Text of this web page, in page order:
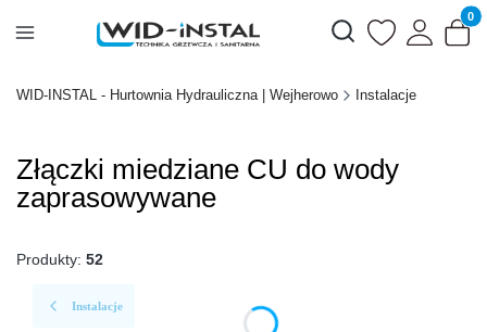
Otwórz wyszukiwarkę
WID-INSTAL - Hurtownia Hydrauliczna | Wejherowo Instalacje
Złączki miedziane CU do wody
zaprasowywane
Produkty: 52
Instalacje